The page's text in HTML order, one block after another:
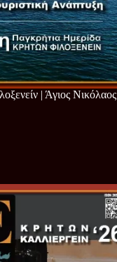
| Άγιος Νικόλαος